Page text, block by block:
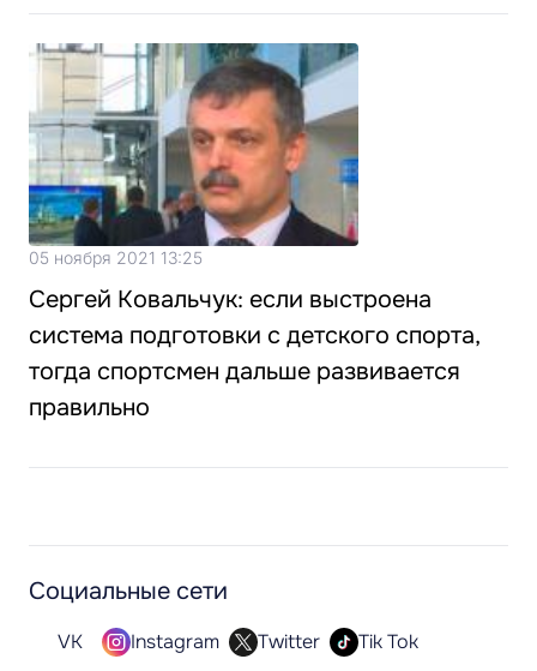
05 ноября 2021 13:25
Сергей Ковальчук: если выстроена
система подготовки с детского спорта,
тогда спортсмен дальше развивается
правильно
Социальные сети
VK Instagram Twitter
Tik Tok